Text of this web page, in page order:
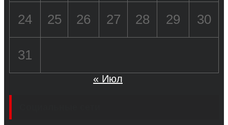
24 25 26 27 28 29 30
31
« Июл